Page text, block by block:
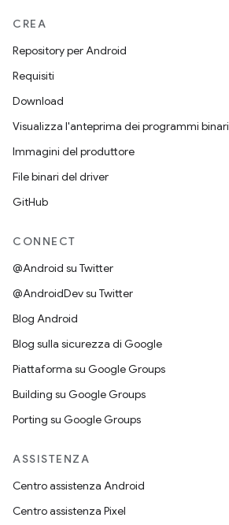
CREA
Repository per Android
Requisiti
Download
Visualizza l'anteprima dei programmi binari
Immagini del produttore
File binari del driver
GitHub
CONNECT
@Android su Twitter
@AndroidDev su Twitter
Blog Android
Blog sulla sicurezza di Google
Piattaforma su Google Groups
Building su Google Groups
Porting su Google Groups
ASSISTENZA
Centro assistenza Android
Centro assistenza Pixel